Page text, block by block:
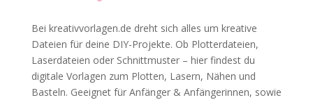
Bei kreativvorlagen.de dreht sich alles um kreative
Dateien für deine DIY-Projekte. Ob Plotterdateien,
Laserdateien oder Schnittmuster – hier findest du
digitale Vorlagen zum Plotten, Lasern, Nähen und
Basteln. Geeignet für Anfänger & Anfängerinnen, sowie